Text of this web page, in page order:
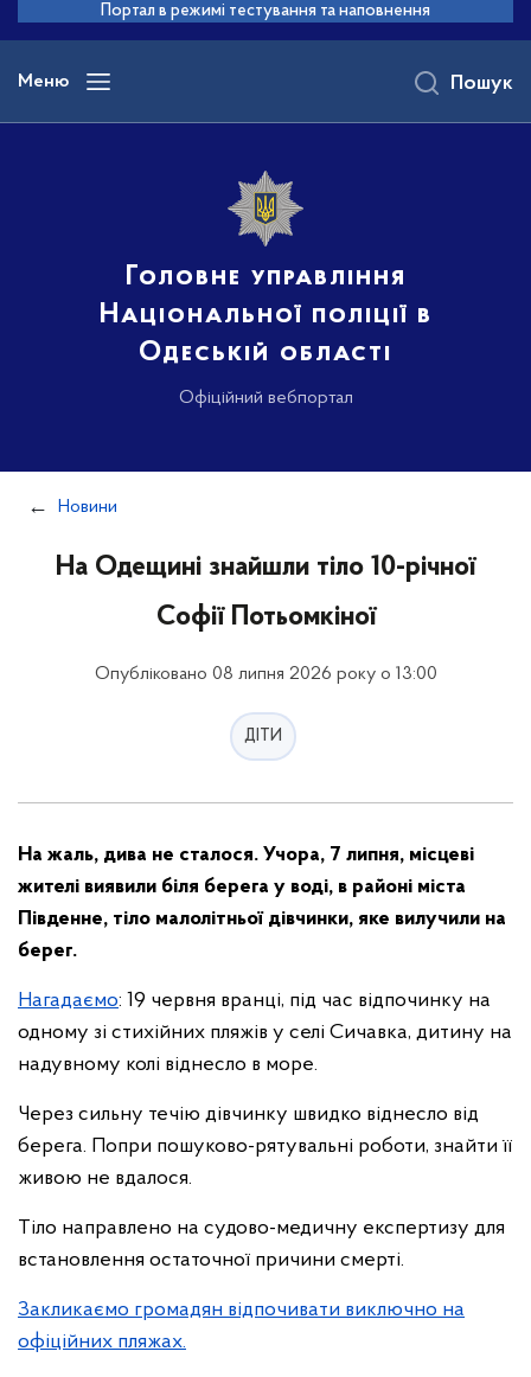
основного
вмісту
Портал в режимі тестування та наповнення
Меню
Головне управління
Національної поліції в
Одеській області
Офіційний вебпортал
Пошук
Новини
На Одещині знайшли тіло 10-річної
Софії Потьомкіної
Опубліковано 08 липня 2026 року о 13:00
ДІТИ
На жаль, дива не сталося. Учора, 7 липня, місцеві
жителі виявили біля берега у воді, в районі міста
Південне, тіло малолітньої дівчинки, яке вилучили на
берег.
Нагадаємо: 19 червня вранці, під час відпочинку на
одному зі стихійних пляжів у селі Сичавка, дитину на
надувному колі віднесло в море.
Через сильну течію дівчинку швидко віднесло від
берега. Попри пошуково-рятувальні роботи, знайти її
живою не вдалося.
Тіло направлено на судово-медичну експертизу для
встановлення остаточної причини смерті.
Закликаємо громадян відпочивати виключно на
офіційних пляжах.